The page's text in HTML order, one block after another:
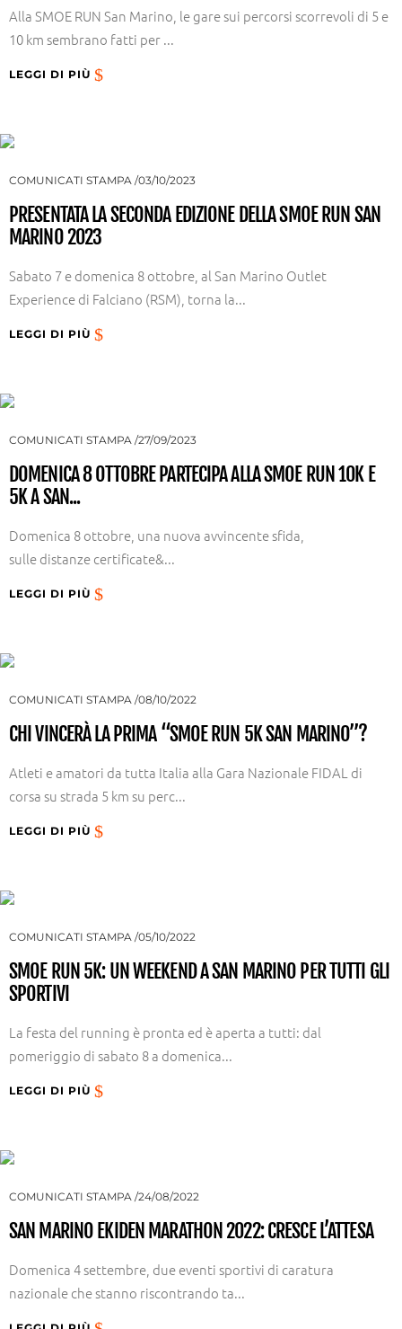
Alla SMOE RUN San Marino, le gare sui percorsi scorrevoli di 5 e
10 km sembrano fatti per ...
LEGGI DI PIÙ
COMUNICATI STAMPA 03/10/2023
PRESENTATA LA SECONDA EDIZIONE DELLA SMOE RUN SAN
MARINO 2023
Sabato 7 e domenica 8 ottobre, al San Marino Outlet
Experience di Falciano (RSM), torna la...
LEGGI DI PIÙ
COMUNICATI STAMPA 27/09/2023
DOMENICA 8 OTTOBRE PARTECIPA ALLA SMOE RUN 10K E
5K A SAN...
Domenica 8 ottobre, una nuova avvincente sfida,
sulle distanze certificate&...
LEGGI DI PIÙ
COMUNICATI STAMPA 08/10/2022
CHI VINCERÀ LA PRIMA “SMOE RUN 5K SAN MARINO”?
Atleti e amatori da tutta Italia alla Gara Nazionale FIDAL di
corsa su strada 5 km su perc...
LEGGI DI PIÙ
COMUNICATI STAMPA 05/10/2022
SMOE RUN 5K: UN WEEKEND A SAN MARINO PER TUTTI GLI
SPORTIVI
La festa del running è pronta ed è aperta a tutti: dal
pomeriggio di sabato 8 a domenica...
LEGGI DI PIÙ
COMUNICATI STAMPA 24/08/2022
SAN MARINO EKIDEN MARATHON 2022: CRESCE L’ATTESA
Domenica 4 settembre, due eventi sportivi di caratura
nazionale che stanno riscontrando ta...